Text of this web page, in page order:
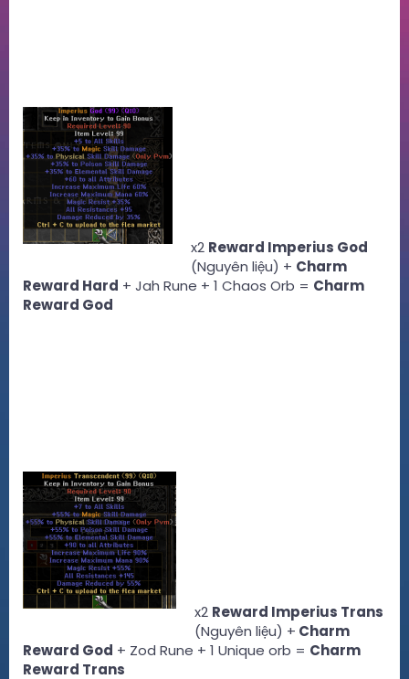
x2 Reward Imperius God
(Nguyên liệu) + Charm
Reward Hard + Jah Rune + 1 Chaos Orb = Charm
Reward God
x2 Reward Imperius Trans
(Nguyên liệu) + Charm
Reward God + Zod Rune + 1 Unique orb = Charm
Reward Trans